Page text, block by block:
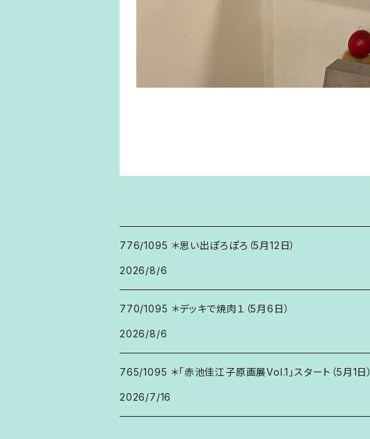
776/1095 ＊思い出ぽろぽろ（5月12日）
2026/8/6
770/1095 ＊デッキで焼肉１（5月6日）
2026/8/6
765/1095 ＊「赤池佳江子原画展Vol.1」スタート（5月1日）
2026/7/16